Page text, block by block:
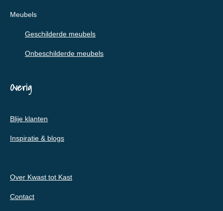
Meubels
Geschilderde meubels
Onbeschilderde meubels
Overig
Blije klanten
Inspiratie & blogs
Over Kwast tot Kast
Contact